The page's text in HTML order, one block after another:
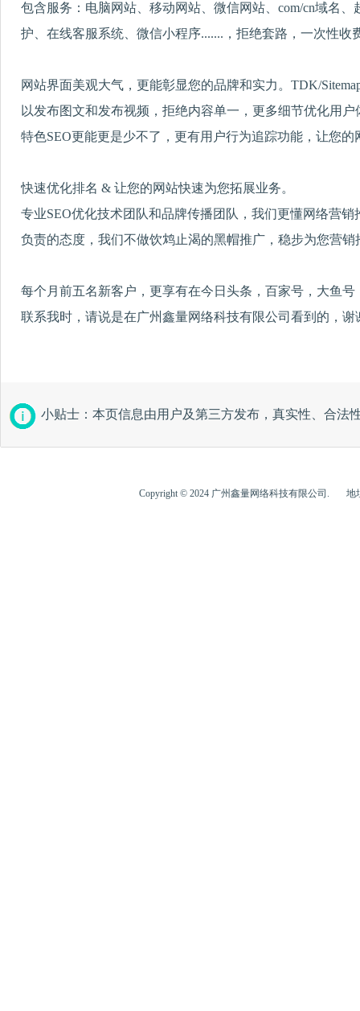
包含服务：电脑网站、移动网站、微信网站、com/cn域名
护、在线客服系统、微信小程序.......，拒绝套路，一次性收
网站界面美观大气，更能彰显您的品牌和实力。TDK/
以发布图文和发布视频，拒绝内容单一，更多细节优化用
特色SEO更能更是少不了，更有用户行为追踪功能，让您
快速优化排名 & 让您的网站快速为您拓展业务。
专业SEO优化技术团队和品牌传播团队，我们更懂网络营
负责的态度，我们不做饮鸩止渴的黑帽推广，稳步为您营销
每个月前五名新客户，更享有在今日头条，百家号，大鱼
联系我时，请说是在广州鑫量网络科技有限公司看到的，谢
小贴士：本页信息由用户及第三方发布，真实性、合法
Copyright © 2024 广州鑫量网络科技有限公司.